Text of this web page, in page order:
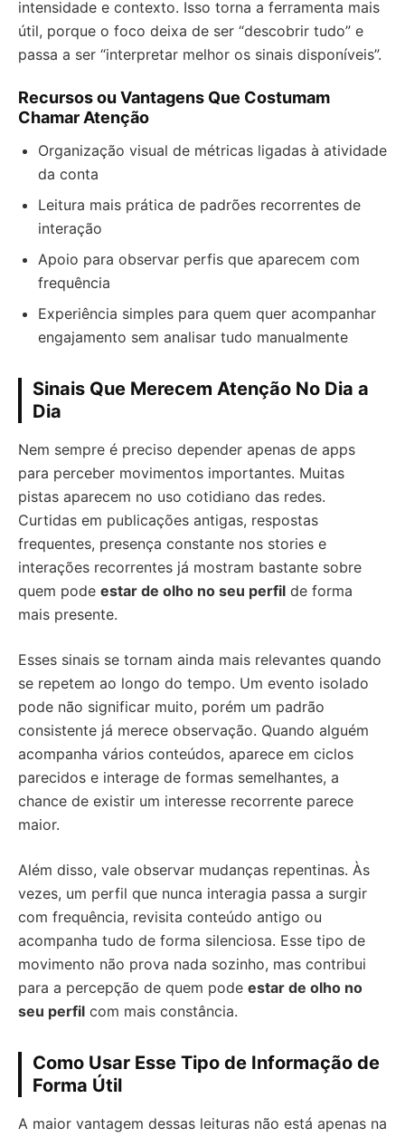
intensidade e contexto. Isso torna a ferramenta mais
útil, porque o foco deixa de ser “descobrir tudo” e
passa a ser “interpretar melhor os sinais disponíveis”.
Recursos ou Vantagens Que Costumam
Chamar Atenção
Organização visual de métricas ligadas à atividade
da conta
Leitura mais prática de padrões recorrentes de
interação
Apoio para observar perfis que aparecem com
frequência
Experiência simples para quem quer acompanhar
engajamento sem analisar tudo manualmente
Sinais Que Merecem Atenção No Dia a
Dia
Nem sempre é preciso depender apenas de apps
para perceber movimentos importantes. Muitas
pistas aparecem no uso cotidiano das redes.
Curtidas em publicações antigas, respostas
frequentes, presença constante nos stories e
interações recorrentes já mostram bastante sobre
quem pode estar de olho no seu perfil de forma
mais presente.
Esses sinais se tornam ainda mais relevantes quando
se repetem ao longo do tempo. Um evento isolado
pode não significar muito, porém um padrão
consistente já merece observação. Quando alguém
acompanha vários conteúdos, aparece em ciclos
parecidos e interage de formas semelhantes, a
chance de existir um interesse recorrente parece
maior.
Além disso, vale observar mudanças repentinas. Às
vezes, um perfil que nunca interagia passa a surgir
com frequência, revisita conteúdo antigo ou
acompanha tudo de forma silenciosa. Esse tipo de
movimento não prova nada sozinho, mas contribui
para a percepção de quem pode estar de olho no
seu perfil com mais constância.
Como Usar Esse Tipo de Informação de
Forma Útil
A maior vantagem dessas leituras não está apenas na